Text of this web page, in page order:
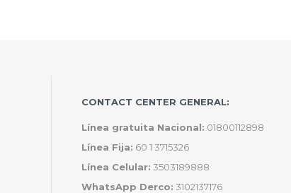
CONTACT CENTER GENERAL:
Línea gratuita Nacional: 01800112898
Línea Fija: 60 1 3715326
Línea Celular: 3503189888
WhatsApp Derco: 3102137176